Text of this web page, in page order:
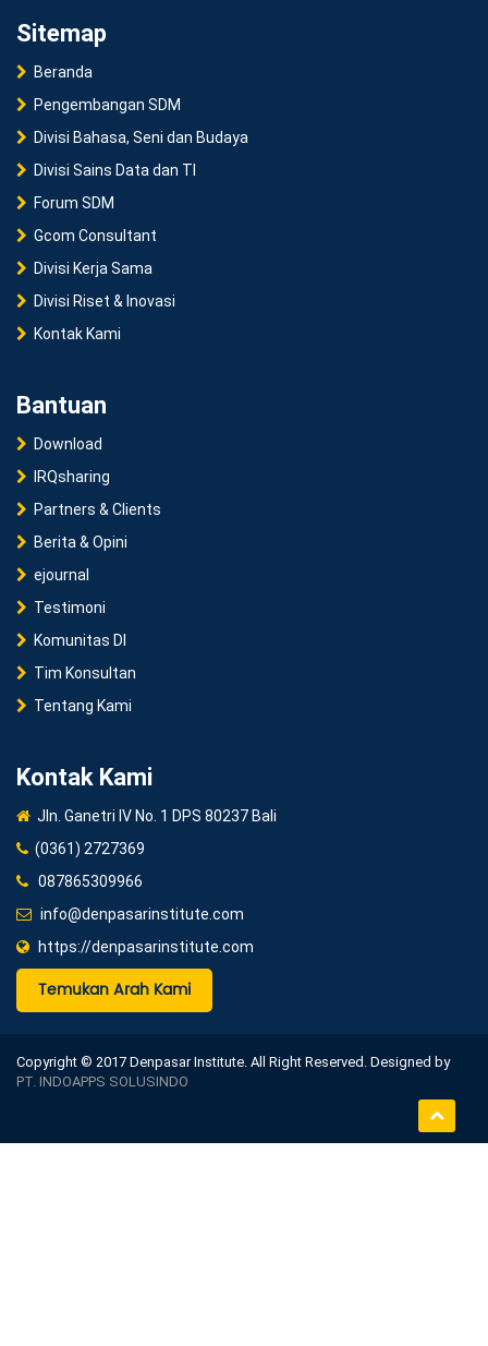
Sitemap
Beranda
Pengembangan SDM
Divisi Bahasa, Seni dan Budaya
Divisi Sains Data dan TI
Forum SDM
Gcom Consultant
Divisi Kerja Sama
Divisi Riset & Inovasi
Kontak Kami
Bantuan
Download
IRQsharing
Partners & Clients
Berita & Opini
ejournal
Testimoni
Komunitas DI
Tim Konsultan
Tentang Kami
Kontak Kami
Jln. Ganetri IV No. 1 DPS 80237 Bali
(0361) 2727369
087865309966
info@denpasarinstitute.com
https://denpasarinstitute.com
Temukan Arah Kami
Copyright © 2017 Denpasar Institute. All Right Reserved. Designed by
PT. INDOAPPS SOLUSINDO